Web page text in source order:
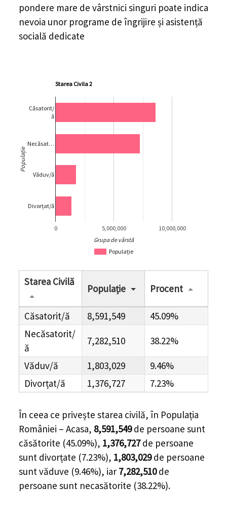
pondere mare de vârstnici singuri poate indica
nevoia unor programe de îngrijire și asistență
socială dedicate
Starea Civila 2
Populație
0 5,000,000 10,000,000
Căsatorit/
ă
Necăsat…
Văduv/ă
Divorțat/ă
Grupa de vârstă
Populație
Starea Civilă
Populație Procent
Căsatorit/ă 8,591,549
45.09%
Necăsatorit/
ă
7,282,510 38.22%
Văduv/ă 1,803,029
9.46%
Divorțat/ă
1,376,727 7.23%
În ceea ce privește starea civilă, în Populația
României – Acasa, 8,591,549 de persoane sunt
căsătorite (45.09%), 1,376,727 de persoane
sunt divorțate (7.23%), 1,803,029 de persoane
sunt văduve (9.46%), iar 7,282,510 de
persoane sunt necasătorite (38.22%).